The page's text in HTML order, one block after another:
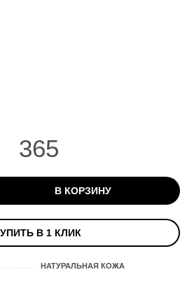
365
В КОРЗИНУ
В 1 КЛИК
НАТУРАЛЬНАЯ КОЖА